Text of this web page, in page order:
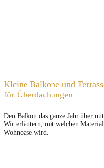
Kleine Balkone und
für Überdachungen
Den Balkon das ganze Jahr über
Wir erläutern, mit welchen
Wohnoase wird.